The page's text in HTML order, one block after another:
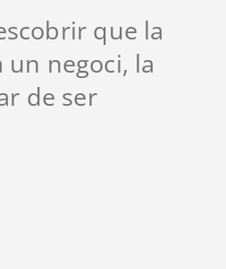
que la
negoci, la
de ser